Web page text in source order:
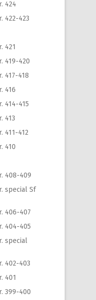
424
422-423
421
419-420
417-418
416
414-415
413
411-412
410
408-409
special Sf
406-407
404-405
special
402-403
401
399-400